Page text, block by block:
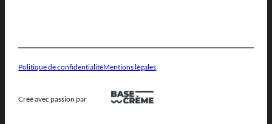
Politique de confidentialitéMentions légales
Créé avec passion par